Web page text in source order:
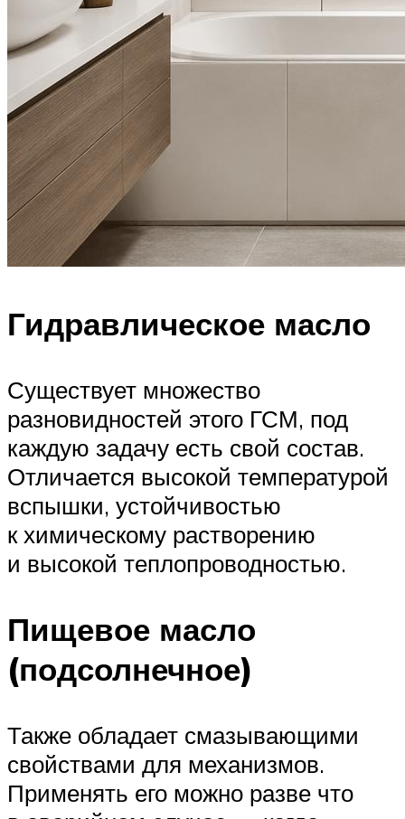
Гидравлическое масло
Существует множество
разновидностей этого ГСМ, под
каждую задачу есть свой состав.
Отличается высокой температурой
вспышки, устойчивостью
к химическому растворению
и высокой теплопроводностью.
Пищевое масло
(подсолнечное)
Также обладает смазывающими
свойствами для механизмов.
Применять его можно разве что